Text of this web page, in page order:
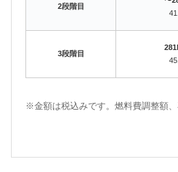
2段階目
3段階目
※金額は税込みです。燃料費調整額、